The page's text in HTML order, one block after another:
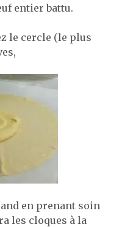
entier battu.
le cercle (le plus
en prenant soin
les cloques à la